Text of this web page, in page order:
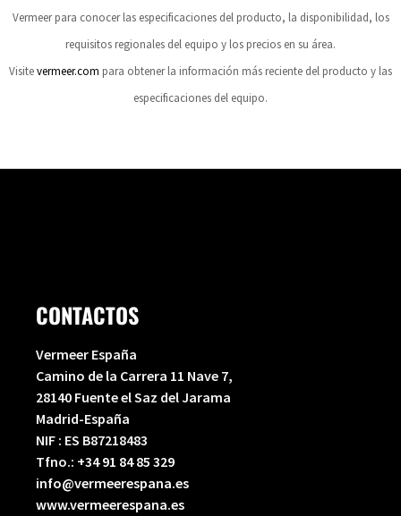
Vermeer para conocer las especificaciones del producto, la disponibilidad, los
requisitos regionales del equipo y los precios en su área.
Visitevermeer.com para obtener la información más reciente del producto y las
especificaciones del equipo.
CONTACTOS
Vermeer España
Camino de la Carrera 11 Nave 7,
28140 Fuente el Saz del Jarama
Madrid-España
NIF : ES B87218483
Tfno.: +34 91 84 85 329
info@vermeerespana.es
www.vermeerespana.es